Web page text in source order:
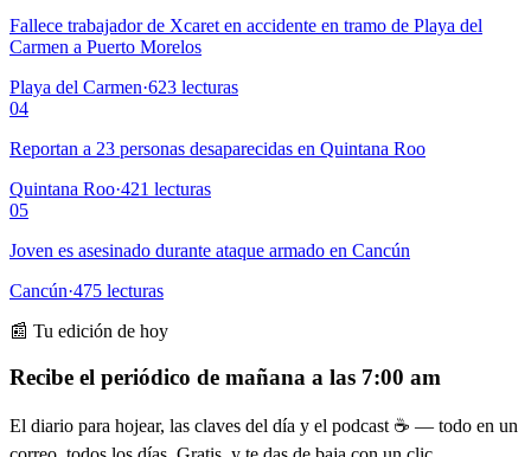
Fallece trabajador de Xcaret en accidente en tramo de Playa del
Carmen a Puerto Morelos
Playa del Carmen·623 lecturas
04
Reportan a 23 personas desaparecidas en Quintana Roo
Quintana Roo·421 lecturas
05
Joven es asesinado durante ataque armado en Cancún
Cancún·475 lecturas
📰 Tu edición de hoy
Recibe el periódico de mañana a las 7:00 am
El diario para hojear, las claves del día y el podcast ☕ — todo en un